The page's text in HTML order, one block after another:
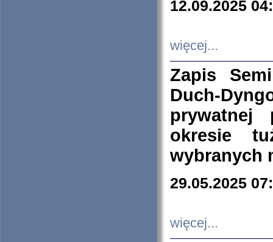
12.09.2025
więcej...
Zapis
Duch-
prywatnej
okresie
wybranych
29.05.2025
więcej...